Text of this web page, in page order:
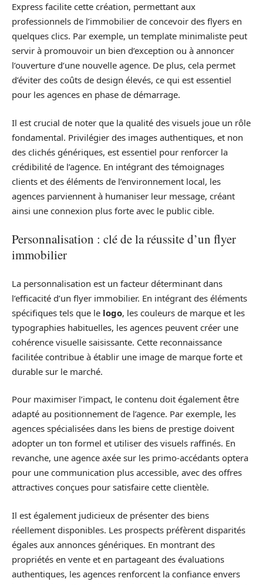
Express facilite cette création, permettant aux
professionnels de l’immobilier de concevoir des flyers en
quelques clics. Par exemple, un template minimaliste peut
servir à promouvoir un bien d’exception ou à annoncer
l’ouverture d’une nouvelle agence. De plus, cela permet
d’éviter des coûts de design élevés, ce qui est essentiel
pour les agences en phase de démarrage.
Il est crucial de noter que la qualité des visuels joue un rôle
fondamental. Privilégier des images authentiques, et non
des clichés génériques, est essentiel pour renforcer la
crédibilité de l’agence. En intégrant des témoignages
clients et des éléments de l’environnement local, les
agences parviennent à humaniser leur message, créant
ainsi une connexion plus forte avec le public cible.
Personnalisation : clé de la réussite d’un flyer
immobilier
La personnalisation est un facteur déterminant dans
l’efficacité d’un flyer immobilier. En intégrant des éléments
spécifiques tels que le logo, les couleurs de marque et les
typographies habituelles, les agences peuvent créer une
cohérence visuelle saisissante. Cette reconnaissance
facilitée contribue à établir une image de marque forte et
durable sur le marché.
Pour maximiser l’impact, le contenu doit également être
adapté au positionnement de l’agence. Par exemple, les
agences spécialisées dans les biens de prestige doivent
adopter un ton formel et utiliser des visuels raffinés. En
revanche, une agence axée sur les primo-accédants optera
pour une communication plus accessible, avec des offres
attractives conçues pour satisfaire cette clientèle.
Il est également judicieux de présenter des biens
réellement disponibles. Les prospects préfèrent disparités
égales aux annonces génériques. En montrant des
propriétés en vente et en partageant des évaluations
authentiques, les agences renforcent la confiance envers